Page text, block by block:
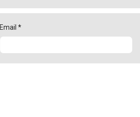
Email *